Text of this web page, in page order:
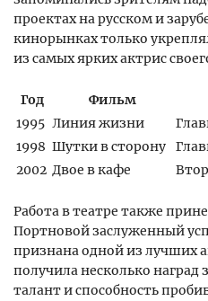
проектах на русском и
кинорынках только
из самых ярких актрис
Год Фильм
1995 Линия жизни
1998 Шутки в сторону
2002 Двое в кафе
Работа в театре также
Портновой заслуженный
признана одной из лучших
получила несколько наград
талант и способность